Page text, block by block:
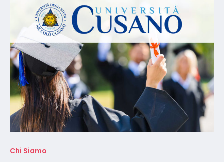
Chi Siamo